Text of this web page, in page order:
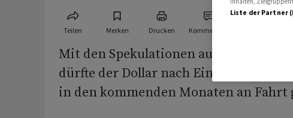
Teilen Merken Drucken Kommentare
Mit den Spekulationen auf steigende
dürfte der Dollar nach Einschätzung
in den kommenden ‌Monaten an ⁠Fahrt
Liste der Partner